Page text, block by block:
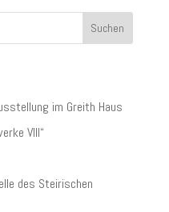
im Greith Haus
VIII“
des Steirischen